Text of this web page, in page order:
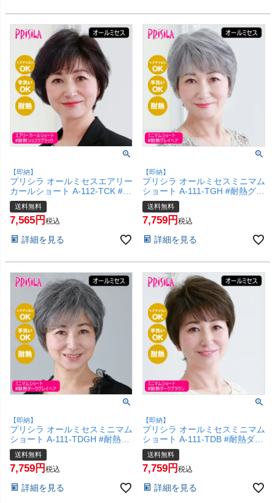
【即納】
プリシラ オールミセスエアリー
カールショート A-112-TCK #耐
熱ショコラブラック 【医療用
フルウィッグ かつら 和装 シニ
ア 白髪隠し 自然 簡単 お手軽
けない】【宅配便送料無料】
送料無料
7,565 税込
詳細を見る
【即納】
プリシラ オールミセスミニマム
ショート A-111-TGH #耐熱グ
レイヘア 【医療用 フルウィッ
グ つむじ 人工スキン かつら 和
装 シニア 白髪隠し 自然 簡単
締め付けない】【宅配便送料無
送料無料
7,759 税込
詳細を見る
【即納】
プリシラ オールミセスミニマム
ショート A-111-TDGH #耐熱ダ
ークグレイヘア 【医療用 フル
ウィッグ つむじ 人工スキン か
つら 和装 シニア 白髪隠し 自然
使用 締め付けない】【宅配便送
送料無料
7,759 税込
詳細を見る
【即納】
プリシラ オールミセスミニマム
ショート A-111-TDB #耐熱ダー
クブラウン 【医療用 フルウィ
ッグ つむじ 人工スキン かつら
和装 シニア 白髪隠し 自然 簡単
締め付けない】【宅配便送料無
送料無料
7,759 税込
詳細を見る